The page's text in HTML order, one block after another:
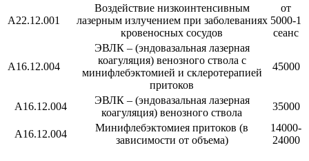
А22.12.001
Воздействие низкоинтенсивным
лазерным излучением при заболеваниях
кровеносных сосудов
от
5000-1
сеанс
А16.12.004
ЭВЛК – (эндовазальная лазерная
коагуляция) венозного ствола с
минифлебэктомией и склеротерапией
притоков
45000
А16.12.004
ЭВЛК – (эндовазальная лазерная
коагуляция) венозного ствола
35000
А16.12.004
Минифлебэктомиея притоков (в
зависимости от объема)
14000-
24000